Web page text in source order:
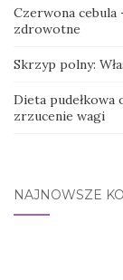
Czerwona cebula
zdrowotne
Skrzyp polny:
Dieta pudełkowa
zrzucenie wagi
NAJNOWSZE